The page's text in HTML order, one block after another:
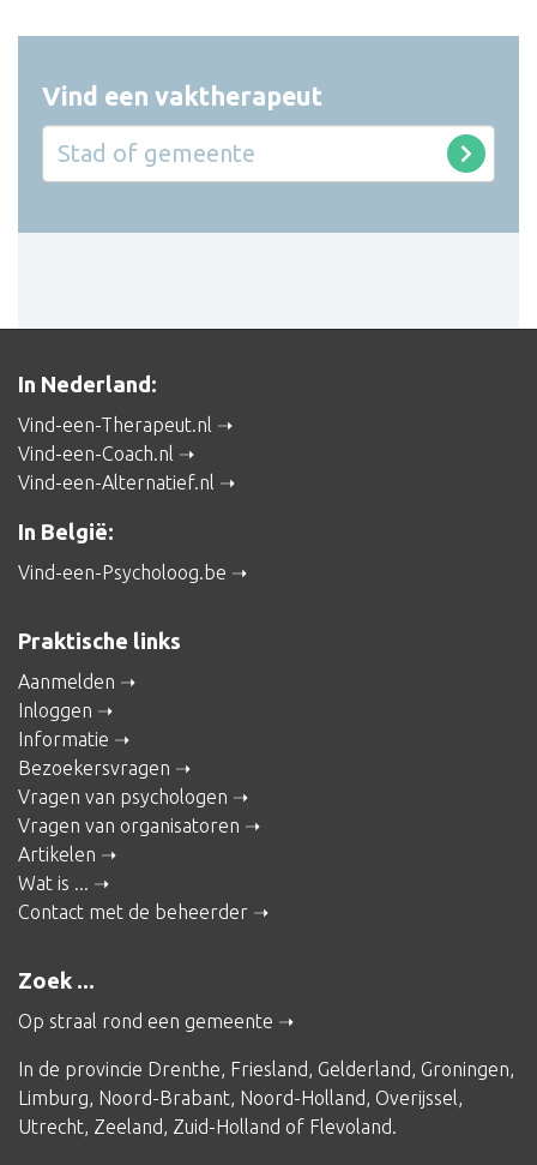
Vind een vaktherapeut
In Nederland:
Vind-een-Therapeut.nl
Vind-een-Coach.nl
Vind-een-Alternatief.nl
In België:
Vind-een-Psycholoog.be
Praktische links
Aanmelden
Inloggen
Informatie
Bezoekersvragen
Vragen van psychologen
Vragen van organisatoren
Artikelen
Wat is ...
Contact met de beheerder
Zoek ...
Op straal rond een gemeente
In de provincie Drenthe, Friesland, Gelderland, Groningen,
Limburg, Noord-Brabant, Noord-Holland, Overijssel,
Utrecht, Zeeland, Zuid-Holland of Flevoland.